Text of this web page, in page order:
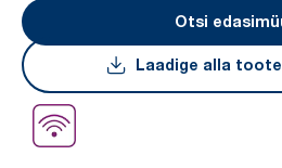
Otsi
Laadige alla